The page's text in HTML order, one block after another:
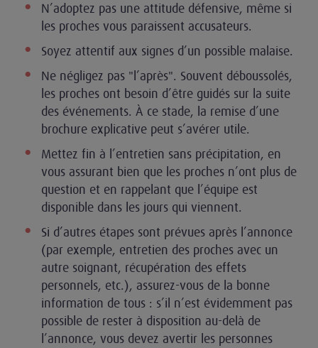
N’adoptez pas une attitude défensive, même si
les proches vous paraissent accusateurs.
Soyez attentif aux signes d’un possible malaise.
Ne négligez pas "l’après". Souvent déboussolés,
les proches ont besoin d’être guidés sur la suite
des événements. À ce stade, la remise d’une
brochure explicative peut s’avérer utile.
Mettez fin à l’entretien sans précipitation, en
vous assurant bien que les proches n’ont plus de
question et en rappelant que l’équipe est
disponible dans les jours qui viennent.
Si d’autres étapes sont prévues après l’annonce
(par exemple, entretien des proches avec un
autre soignant, récupération des effets
personnels, etc.), assurez-vous de la bonne
information de tous : s’il n’est évidemment pas
possible de rester à disposition au-delà de
l’annonce, vous devez avertir les personnes